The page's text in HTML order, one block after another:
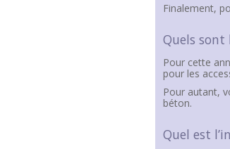
Finalement,
Quels sont
Pour cette
pour les
Pour autant,
béton.
Quel est